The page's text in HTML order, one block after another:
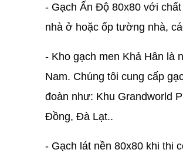
- Gạch Ấn Độ 80x80 với
nhà ở hoặc ốp tường nhà,
- Kho gạch men Khả Hân là
Nam. Chúng tôi cung cấp
đoàn như: Khu Grandworld
Đồng, Đà Lạt..
- Gạch lát nền 80x80 khi thi